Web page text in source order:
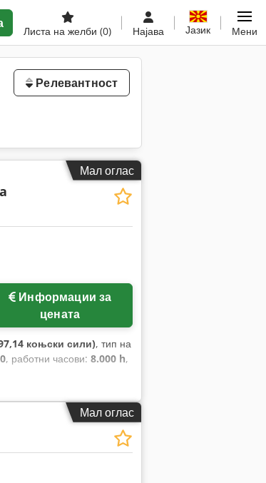
Листа на желби (0) Најава Јазик Мени
Релевантност
Мал оглас
цената
коњски сили), тип на
, работни часови: 8.000 h,
Мал оглас